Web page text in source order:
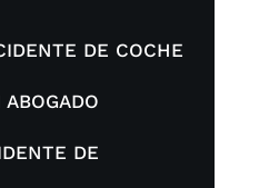
DE COCHE
DE